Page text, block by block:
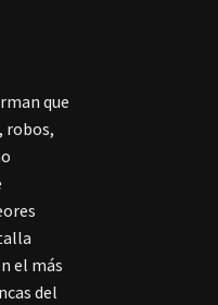
que
robos,
el más
del